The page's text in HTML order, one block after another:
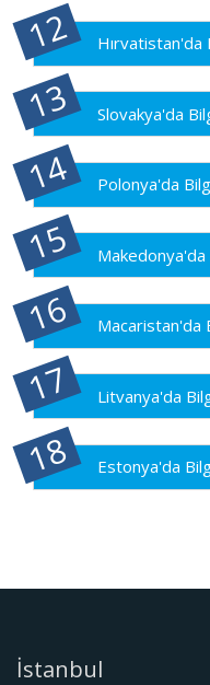
Hırvatistan'da
Slovakya'da
Polonya'da
Macaristan'da
Litvanya'da
Estonya'da
İstanbul